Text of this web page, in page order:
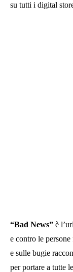
su tutti i digital
“Bad News” è
e contro le
e sulle bugie
per portare a tutte